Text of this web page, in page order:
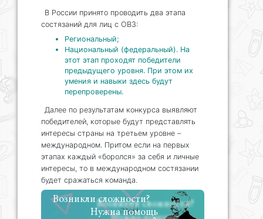
В России принято проводить два этапа
состязаний для лиц с ОВЗ:
Региональный;
Национальный (федеральный). На
этот этап проходят победители
предыдущего уровня. При этом их
умения и навыки здесь будут
перепроверены.
Далее по результатам конкурса выявляют
победителей, которые будут представлять
интересы страны на третьем уровне –
международном. Притом если на первых
этапах каждый «боролся» за себя и личные
интересы, то в международном состязании
будет сражаться команда.
Возникли сложности?
Нужна помощь